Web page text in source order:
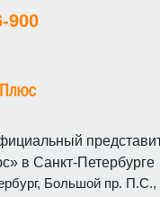
900
в Санкт-Петербурге
Большой пр. П.С.,